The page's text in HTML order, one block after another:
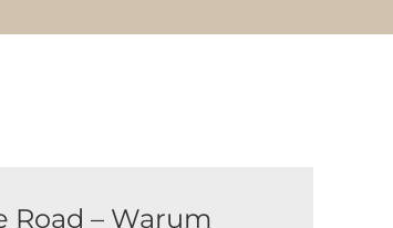
Road – Warum